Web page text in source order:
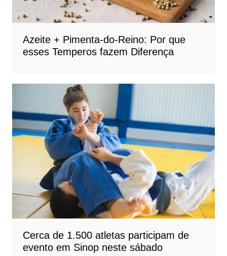
Azeite + Pimenta-do-Reino: Por que
esses Temperos fazem Diferença
Cerca de 1.500 atletas participam de
evento em Sinop neste sábado